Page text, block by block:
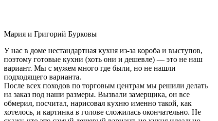
Мария и Григорий Бурковы
У нас в доме нестандартная кухня из-за короба и выступов,
поэтому готовые кухни (хоть они и дешевле) — это не наш
вариант. Мы с мужем много где были, но не нашли
подходящего варианта.
После всех походов по торговым центрам мы решили делать
на заказ под наши размеры. Вызвали замерщика, он все
обмерил, посчитал, нарисовал кухню именно такой, как
хотелось, и картинка в голове сложилась окончательно. Не